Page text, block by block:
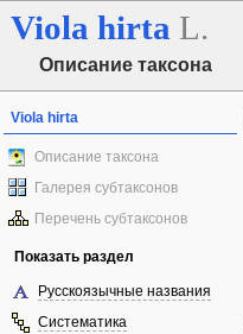
Viola hirta L.
Описание таксона
Viola hirta
Описание таксона
Галерея субтаксонов
Перечень субтаксонов
Показать раздел
Русскоязычные названия
Систематика